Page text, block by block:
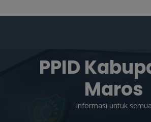
PPID
Maros
Informasi untuk semua